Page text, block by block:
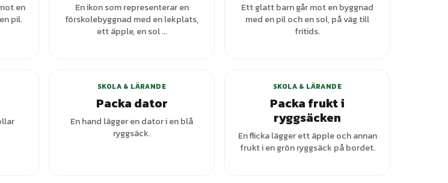
en
pil.
En ikon som representerar en
förskolebyggnad med en lekplats,
ett äpple, en sol ...
Ett glatt barn går mot en byggnad
med en pil och en sol, på väg till
fritids.
SKOLA & LÄRANDE
Packa dator
En hand lägger en dator i en blå
ryggsäck.
SKOLA & LÄRANDE
Packa frukt i
ryggsäcken
En flicka lägger ett äpple och annan
frukt i en grön ryggsäck på bordet.